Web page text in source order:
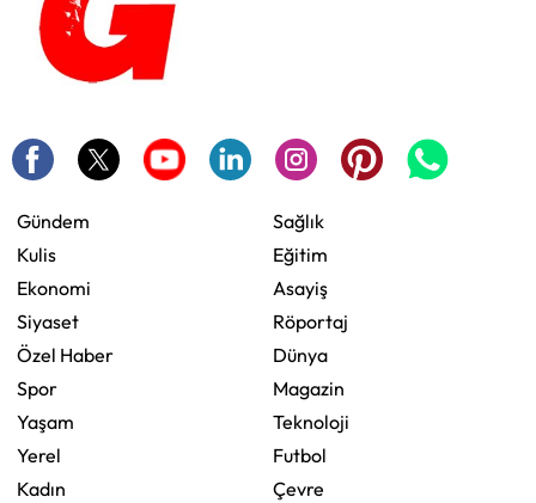
Gündem
Kulis
Ekonomi
Siyaset
Özel Haber
Spor
Yaşam
Yerel
Kadın
Sağlık
Eğitim
Asayiş
Röportaj
Dünya
Magazin
Teknoloji
Futbol
Çevre